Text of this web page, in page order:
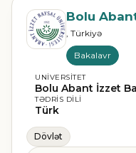
, Türkiyə
Bakalavr
UNIVERSITET
TƏDRIS DILI
Türk
Dövlət